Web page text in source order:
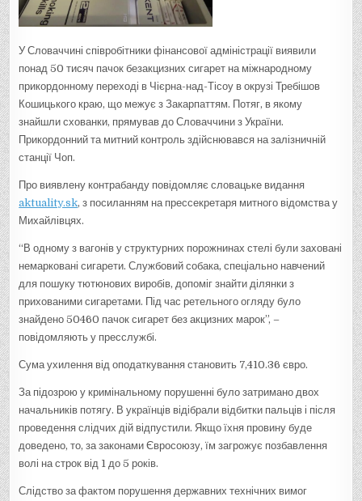
У Словаччині співробітники фінансової адміністрації виявили
понад 50 тисяч пачок безакцизних сигарет на міжнародному
прикордонному переході в Чієрна-над-Тісоу в окрузі Требішов
Кошицького краю, що межує з Закарпаттям. Потяг, в якому
знайшли схованки, прямував до Словаччини з України.
Прикордонний та митний контроль здійснювався на залізничній
станції Чоп.
Про виявлену контрабанду повідомляє словацьке видання
aktuality.sk, з посиланням на прессекретаря митного відомства у
Михайлівцях.
“В одному з вагонів у структурних порожнинах стелі були заховані
немарковані сигарети. Службовий собака, спеціально навчений
для пошуку тютюнових виробів, допоміг знайти ділянки з
прихованими сигаретами. Під час ретельного огляду було
знайдено 50460 пачок сигарет без акцизних марок”, –
повідомляють у пресслужбі.
Сума ухилення від оподаткування становить 7,410.36 євро.
За підозрою у кримінальному порушенні було затримано двох
начальників потягу. В українців відібрали відбитки пальців і після
проведення слідчих дій відпустили. Якщо їхня провину буде
доведено, то, за законами Євросоюзу, їм загрожує позбавлення
волі на строк від 1 до 5 років.
Слідство за фактом порушення державних технічних вимог